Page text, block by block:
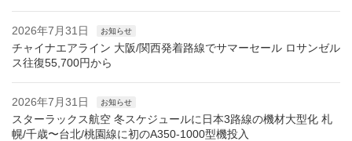
2026年7月31日 お知らせ
チャイナエアライン 大阪/関西発着路線でサマーセール ロサンゼル
ス往復55,700円から
2026年7月31日 お知らせ
スターラックス航空 冬スケジュールに日本3路線の機材大型化 札
幌/千歳〜台北/桃園線に初のA350-1000型機投入